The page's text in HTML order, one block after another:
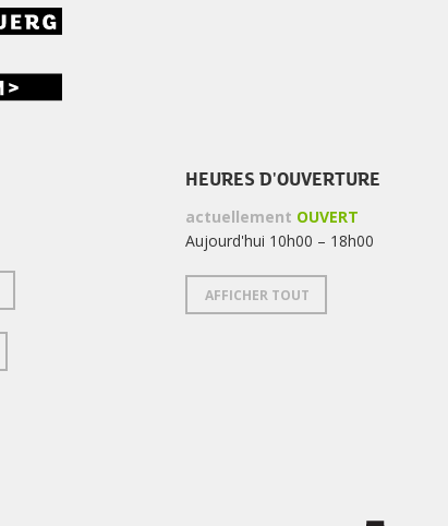
HEURES D'OUVERTURE
actuellement OUVERT
Aujourd'hui 10h00 – 18h00
AFFICHER TOUT